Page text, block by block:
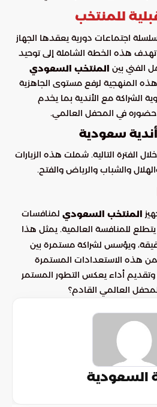
للمنتخب
اجتماعات دورية يعقدها الجهاز
تهدف هذه الخطة الشاملة إلى توحيد
الفني بين المنتخب السعودي
هذه المنهجية لرفع مستوى الجاهزية
الشراكة مع الأندية بما يخدم
في المحفل العالمي.
سعودية
الفترة التالية. شملت هذه الزيارات
والشباب والرياض والفتح.
المنتخب السعودي لمنافسات
للمنافسة العالمية. يمثل هذا
ويؤسس لشراكة مستمرة بين
هذه الاستعدادات المستمرة
أداء يعكس التطور المستمر
العالمي القادم؟
السعودية